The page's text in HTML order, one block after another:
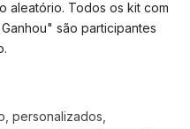
aleatório. Todos os kit com
são participantes
personalizados,